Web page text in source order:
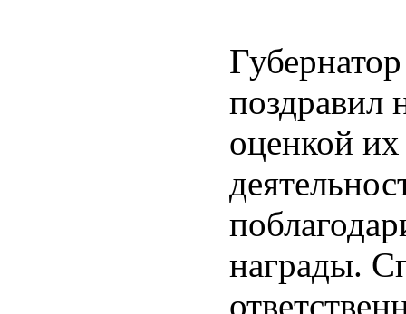
поздравил
оценкой
награды.